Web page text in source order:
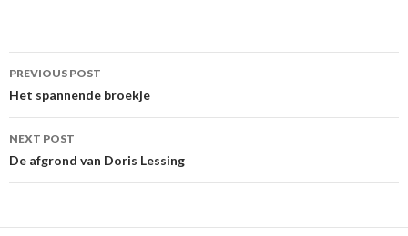
Post
navigation
PREVIOUS POST
Het spannende broekje
NEXT POST
De afgrond van Doris Lessing